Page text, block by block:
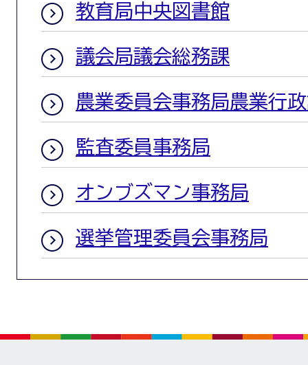
教育局中央図書館
議会局議会総務課
農業委員会事務局農業行
監査委員事務局
オンブズマン事務局
選挙管理委員会事務局